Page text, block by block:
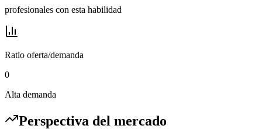
profesionales con esta habilidad
Ratio oferta/demanda
0
Alta demanda
Perspectiva del mercado